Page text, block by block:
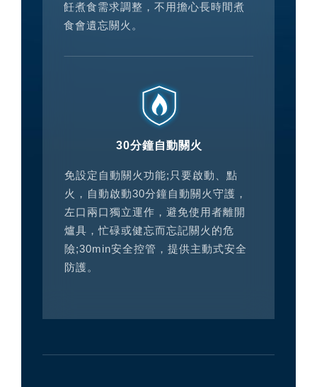
飪煮食需求調整，不用擔心長時間煮
食會遺忘關火。
30分鐘自動關火
免設定自動關火功能;只要啟動、點
火，自動啟動30分鐘自動關火守護，
左口兩口獨立運作，避免使用者離開
爐具，忙碌或健忘而忘記關火的危
險;30min安全控管，提供主動式安全
防護。